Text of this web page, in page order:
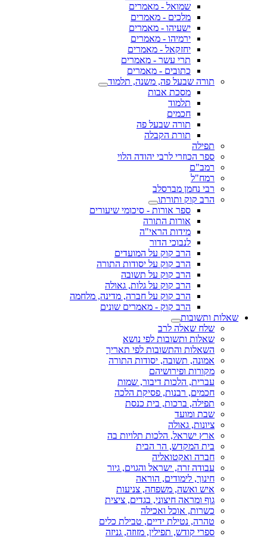
שמואל - מאמרים
מלכים - מאמרים
ישעיהו - מאמרים
ירמיהו - מאמרים
יחזקאל - מאמרים
תרי עשר - מאמרים
כתובים - מאמרים
תורה שבעל פה, משנה, תלמוד
מסכת אבות
תלמוד
חכמים
תורה שבעל פה
תורת הקבלה
תפילה
ספר הכוזרי לרבי יהודה הלוי
רמב"ם
רמח"ל
רבי נחמן מברסלב
הרב קוק ותורתו
ספר אורות - סיכומי שיעורים
אורות התורה
מידות הראי"ה
לנבוכי הדור
הרב קוק על המועדים
הרב קוק על יסודות התורה
הרב קוק על תשובה
הרב קוק על גלות, גאולה
הרב קוק על חברה, מדינה, מלחמה
הרב קוק - מאמרים שונים
שאלות ותשובות
שלח שאלה לרב
שאלות ותשובות לפי נושא
השאלות והתשובות לפי תאריך
אמונה, תשובה, יסודות התורה
מקורות ופירושיהם
עברית, הלכות דיבור, שמות
חכמים, רבנות, פסיקת הלכה
תפילה, ברכות, בית כנסת
שבת ומועד
ציונות, גאולה
ארץ ישראל, הלכות תלויות בה
בית המקדש, הר הבית
חברה ואקטואליה
עבודה זרה, ישראל והגוים, גיור
חינוך, לימודים, הוראה
איש ואשה, משפחה, צניעות
גוף ומראה חיצוני, בגדים, ציצית
כשרות, אוכל ואכילה
טהרה, נטילת ידיים, טבילת כלים
ספרי קודש, תפילין, מזוזה, גניזה